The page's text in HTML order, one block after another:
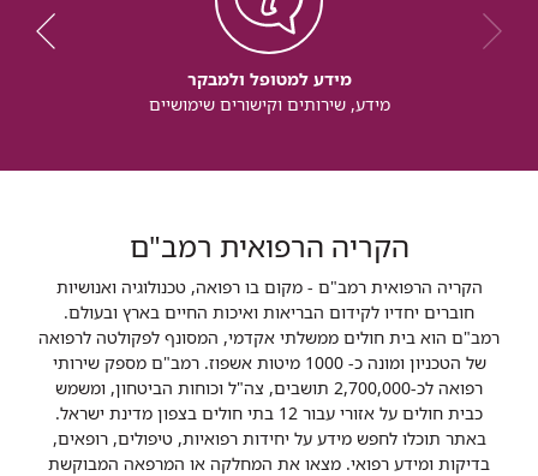
מידע למטופל ולמבקר
מידע, שירותים וקישורים שימושיים
הקריה הרפואית רמב"ם
הקריה הרפואית רמב"ם - מקום בו רפואה, טכנולוגיה ואנושיות
חוברים יחדיו לקידום הבריאות ואיכות החיים בארץ ובעולם.
רמב"ם הוא בית חולים ממשלתי אקדמי, המסונף לפקולטה לרפואה
של הטכניון ומונה כ- 1000 מיטות אשפוז. רמב"ם מספק שירותי
רפואה לכ-2,700,000 תושבים, צה"ל וכוחות הביטחון, ומשמש
כבית חולים על אזורי עבור 12 בתי חולים בצפון מדינת ישראל.
באתר תוכלו לחפש מידע על יחידות רפואיות, טיפולים, רופאים,
בדיקות ומידע רפואי. מצאו את המחלקה או המרפאה המבוקשת